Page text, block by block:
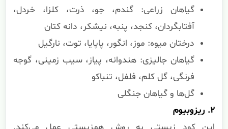
گیاهان زراعی: گندم، جو، ذرت، کلزا، خردل،
آفتابگردان، کنجد، پنبه، نیشکر، دانه کتان
درختان میوه: موز، انگور، پاپایا، توت، نارگیل
گیاهان جالیزی: هندوانه، پیاز، سیب زمینی، گوجه
فرنگی، گل کلم، فلفل، تنباکو
گل‌ها و گیاهان جنگلی
۲. ریزوبیوم